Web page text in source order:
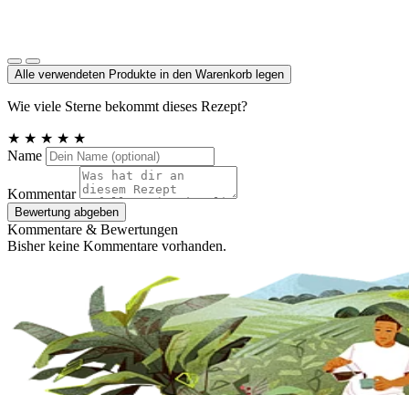
Alle verwendeten Produkte in den Warenkorb legen
Wie viele Sterne bekommt dieses Rezept?
★ ★ ★ ★ ★
Name
Kommentar
Bewertung abgeben
Kommentare & Bewertungen
Bisher keine Kommentare vorhanden.